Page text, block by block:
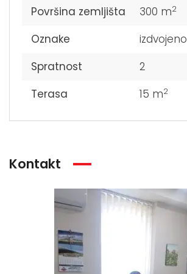
Površina zemljišta 300 m2
Oznake
izdvojeno
Spratnost
2
Terasa
15 m2
Kontakt